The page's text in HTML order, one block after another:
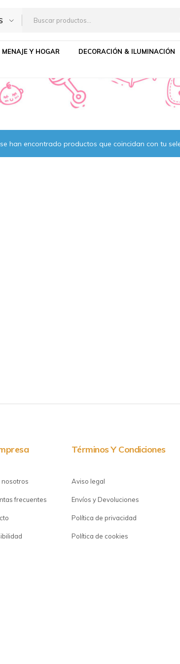
MENAJE Y HOGAR DECORACIÓN & ILUMINACIÓN
han encontrado productos que coincidan con tu
nosotros
frecuentes
Términos Y Condiciones
Aviso legal
Envíos y Devoluciones
Política de privacidad
Política de cookies